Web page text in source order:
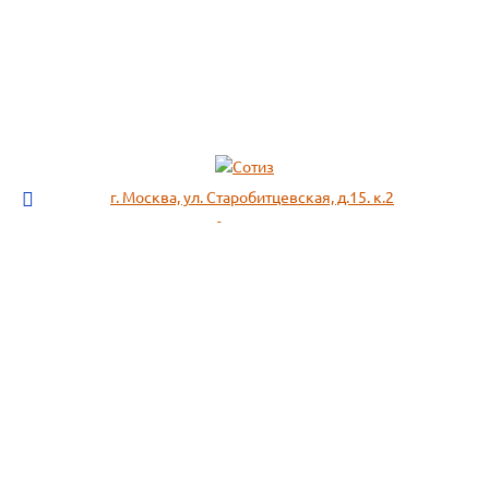
г. Москва, ул. Старобитцевская, д.15. к.2
info@sotizz.ru